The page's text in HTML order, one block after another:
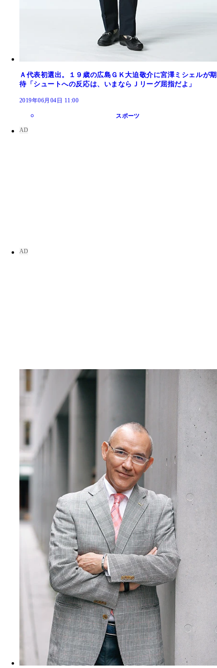
Ａ代表初選出。１９歳の広島ＧＫ大迫敬介に宮澤ミシェルが期
待「シュートへの反応は、いまならＪリーグ屈指だよ」
2019年06月04日 11:00
スポーツ